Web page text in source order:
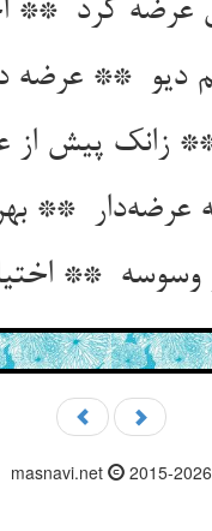
masnavi.net 2015-2026